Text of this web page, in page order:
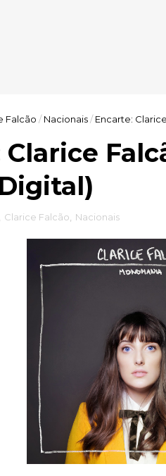
Falcão / Nacionais/ Encarte:
Clarice
Clarice Falcão Nacionais